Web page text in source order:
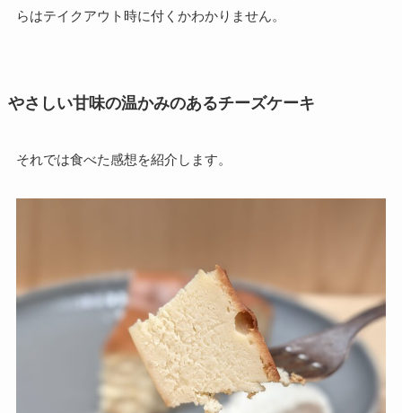
らはテイクアウト時に付くかわかりません。
やさしい甘味の温かみのあるチーズケーキ
それでは食べた感想を紹介します。